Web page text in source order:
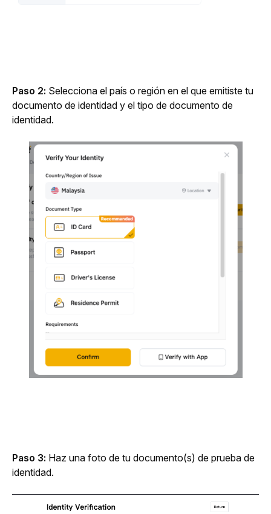
Paso 2: Selecciona el país o región en el que emitiste tu
documento de identidad y el tipo de documento de
identidad.
Paso 3: Haz una foto de tu documento(s) de prueba de
identidad.